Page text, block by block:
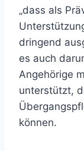
„dass als
dringend
es auch
Angehörige
unterstützt,
können.